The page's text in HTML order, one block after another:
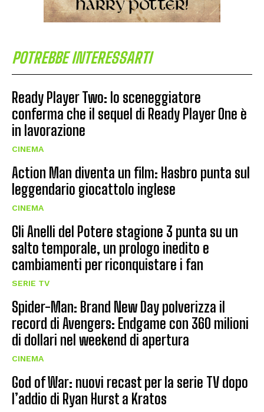
POTREBBE INTERESSARTI
Ready Player Two: lo sceneggiatore
conferma che il sequel di Ready Player One è
in lavorazione
CINEMA
Action Man diventa un film: Hasbro punta sul
leggendario giocattolo inglese
CINEMA
Gli Anelli del Potere stagione 3 punta su un
salto temporale, un prologo inedito e
cambiamenti per riconquistare i fan
SERIE TV
Spider-Man: Brand New Day polverizza il
record di Avengers: Endgame con 360 milioni
di dollari nel weekend di apertura
CINEMA
God of War: nuovi recast per la serie TV dopo
l’addio di Ryan Hurst a Kratos